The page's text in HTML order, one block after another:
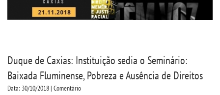
Duque de Caxias: Instituição sedia o Seminário:
Baixada Fluminense, Pobreza e Ausência de Direitos
Data: 30/10/2018 | Comentário